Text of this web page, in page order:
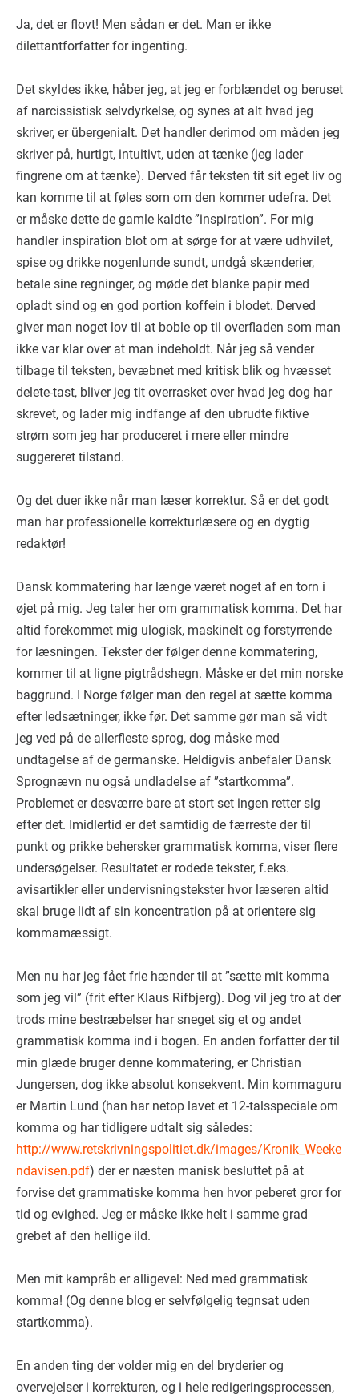
Ja, det er flovt! Men sådan er det. Man er ikke
dilettantforfatter for ingenting.
Det skyldes ikke, håber jeg, at jeg er forblændet og beruset
af narcissistisk selvdyrkelse, og synes at alt hvad jeg
skriver, er übergenialt. Det handler derimod om måden jeg
skriver på, hurtigt, intuitivt, uden at tænke (jeg lader
fingrene om at tænke). Derved får teksten tit sit eget liv og
kan komme til at føles som om den kommer udefra. Det
er måske dette de gamle kaldte ”inspiration”. For mig
handler inspiration blot om at sørge for at være udhvilet,
spise og drikke nogenlunde sundt, undgå skænderier,
betale sine regninger, og møde det blanke papir med
opladt sind og en god portion koffein i blodet. Derved
giver man noget lov til at boble op til overfladen som man
ikke var klar over at man indeholdt. Når jeg så vender
tilbage til teksten, bevæbnet med kritisk blik og hvæsset
delete-tast, bliver jeg tit overrasket over hvad jeg dog har
skrevet, og lader mig indfange af den ubrudte fiktive
strøm som jeg har produceret i mere eller mindre
suggereret tilstand.
Og det duer ikke når man læser korrektur. Så er det godt
man har professionelle korrekturlæsere og en dygtig
redaktør!
Dansk kommatering har længe været noget af en torn i
øjet på mig. Jeg taler her om grammatisk komma. Det har
altid forekommet mig ulogisk, maskinelt og forstyrrende
for læsningen. Tekster der følger denne kommatering,
kommer til at ligne pigtrådshegn. Måske er det min norske
baggrund. I Norge følger man den regel at sætte komma
efter ledsætninger, ikke før. Det samme gør man så vidt
jeg ved på de allerfleste sprog, dog måske med
undtagelse af de germanske. Heldigvis anbefaler Dansk
Sprognævn nu også undladelse af ”startkomma”.
Problemet er desværre bare at stort set ingen retter sig
efter det. Imidlertid er det samtidig de færreste der til
punkt og prikke behersker grammatisk komma, viser flere
undersøgelser. Resultatet er rodede tekster, f.eks.
avisartikler eller undervisningstekster hvor læseren altid
skal bruge lidt af sin koncentration på at orientere sig
kommamæssigt.
Men nu har jeg fået frie hænder til at ”sætte mit komma
som jeg vil” (frit efter Klaus Rifbjerg). Dog vil jeg tro at der
trods mine bestræbelser har sneget sig et og andet
grammatisk komma ind i bogen. En anden forfatter der til
min glæde bruger denne kommatering, er Christian
Jungersen, dog ikke absolut konsekvent. Min kommaguru
er Martin Lund (han har netop lavet et 12-talsspeciale om
komma og har tidligere udtalt sig således:
http://www.retskrivningspolitiet.dk/images/Kronik_Weeke
ndavisen.pdf) der er næsten manisk besluttet på at
forvise det grammatiske komma hen hvor peberet gror for
tid og evighed. Jeg er måske ikke helt i samme grad
grebet af den hellige ild.
Men mit kampråb er alligevel: Ned med grammatisk
komma! (Og denne blog er selvfølgelig tegnsat uden
startkomma).
En anden ting der volder mig en del bryderier og
overvejelser i korrekturen, og i hele redigeringsprocessen,